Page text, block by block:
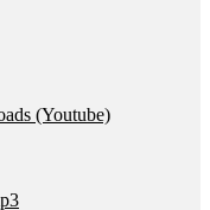
(Youtube)